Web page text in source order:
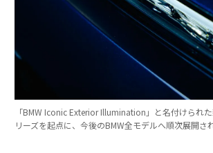
「BMW Iconic Exterior Illumination」と名付けられ
リーズを起点に、今後のBMW全モデルへ順次展開さ